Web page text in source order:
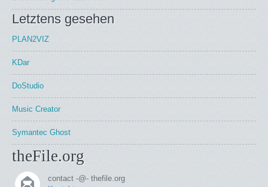
Letztens gesehen
PLAN2VIZ
KDar
DoStudio
Music Creator
Symantec Ghost
theFile.org
contact -@- thefile.org